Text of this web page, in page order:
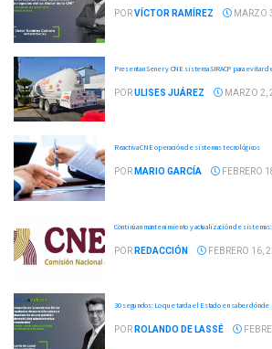
PORVÍCTOR RAMÍREZ MARZO
Presentan Sener y CNE sistema SIRACP para evitar
PORULISES JUÁREZ MARZO 2,
Reactiva CNE operación de sistemas tecnológicos
POR MARIO GARCÍA FEBRERO
Continúan mantenimiento y actualización de sistemas:
POR REDACCIÓN FEBRERO 16,
30 segundos: Lo que tarda el Estado en saber dónde
POR ROLANDO DE LASSÉ